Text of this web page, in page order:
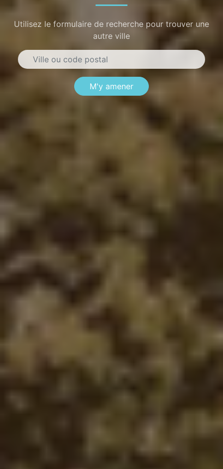
Utilisez le formulaire de recherche pour trouver une
autre ville
M'y amener